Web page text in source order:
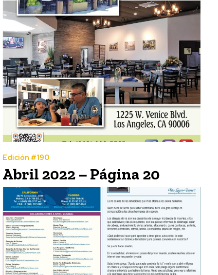
Edición #190
Abril 2022 – Página 20